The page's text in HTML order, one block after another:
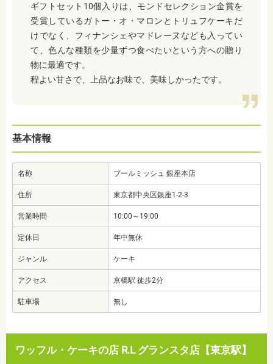
ギフトセット10個入りは、モンドセレクション金賞を
受賞しているガトー・オ・マロンとトリュフケーキだ
けでなく、フィナンシェやマドレーヌなども入ってい
て、色んな種類を少量ずつ食べたいという方への贈り
物に最適です。
程よい甘さで、上品なお味で、美味しかったです。
基本情報
名称 ブールミッシュ 銀座本店
住所 東京都中央区銀座1-2-3
営業時間 10:00～19:00
定休日 年中無休
ジャンル ケーキ
アクセス 京橋駅 徒歩2分
駐車場 無し
ワッフル・ケーキの店 R.L グランスタ店【東京駅】